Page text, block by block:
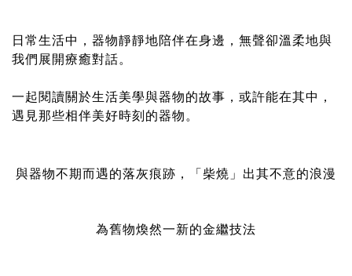
日常生活中，器物靜靜地陪伴在身邊，無聲卻溫柔地與
我們展開療癒對話。
一起閱讀關於生活美學與器物的故事，或許能在其中，
遇見那些相伴美好時刻的器物。
與器物不期而遇的落灰痕跡，「柴燒」出其不意的浪漫
為舊物煥然一新的金繼技法